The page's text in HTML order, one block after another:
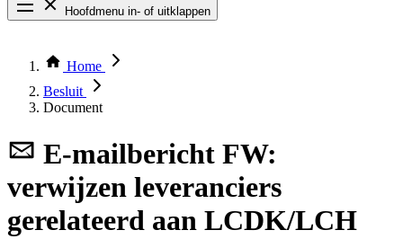
Hoofdmenu in- of uitklappen
Thema COVID-19
Bekijk per bestuursorgaan
Home
Besluit
Document
E-mailbericht FW:
verwijzen leveranciers
gerelateerd aan LCDK/LCH